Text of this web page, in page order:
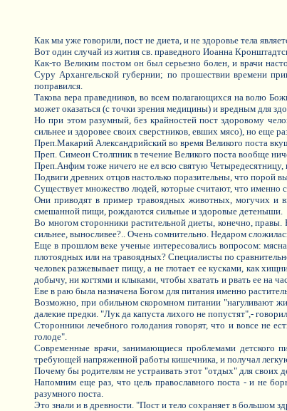
Как мы уже говорили, пост не диета, и не здоровье тела
Вот один случай из жития св. праведного Иоанна
Как-то Великим постом он был серьезно болен, и врачи
Суру Архангельской губернии; по прошествии времени
поправился.
Такова вера праведников, во всем полагающихся на волю
может оказаться (с точки зрения медицины) и вредным для
Но при этом разумный, без крайностей пост здоровому
сильнее и здоровее своих сверстников, евших мясо), но еще
Преп.Макарий Александрийский во время Великого поста
Преп. Симеон Столпник в течение Великого поста вообще
Преп.Анфим тоже ничего не ел всю святую Четыредесятницу,
Подвиги древних отцов настолько поразительны, что порой
Существует множество людей, которые считают, что именно
Они приводят в пример травоядных животных, могучих и
смешанной пищи, рождаются сильные и здоровые детеныши.
Во многом сторонники растительной диеты, конечно,
сильнее, выносливее?.. Очень сомнительно. Недаром
Еще в прошлом веке ученые интересовались вопросом:
плотоядных или на травоядных? Специалисты по
человек разжевывает пищу, а не глотает ее кусками, как
добычу, ни когтями и клыками, чтобы хватать и рвать ее на
Еве в раю была назначена Богом для питания именно
Возможно, при обильном скоромном питании "нагуливают
далекие предки. "Лук да капуста лихого не попустят",-
Сторонники лечебного голодания говорят, что и вовсе не
голоде".
Современные врачи, занимающиеся проблемами детского
требующей напряженной работы кишечника, и получал
Почему бы родителям не устраивать этот "отдых" для своих
Напомним еще раз, что цель православного поста - и не
разумного поста.
Это знали и в древности. "Пост и тело сохраняет в большом